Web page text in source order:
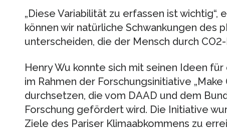
„Diese Variabilität zu erfassen ist wichtig“,
können wir natürliche Schwankungen des
unterscheiden, die der Mensch durch
Henry Wu konnte sich mit seinen Ideen
im Rahmen der Forschungsinitiative „Make
durchsetzen, die vom DAAD und dem
Forschung gefördert wird. Die Initiative
Ziele des Pariser Klimaabkommens zu